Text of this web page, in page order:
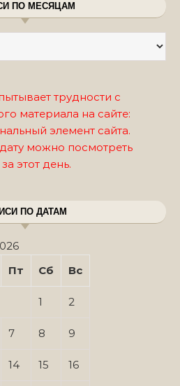
ПО МЕСЯЦАМ
трудности с
материала на сайте:
элемент сайта.
можно посмотреть
этот день.
ПО ДАТАМ
Пт Сб Вс
1 2
7 8 9
14 15 16